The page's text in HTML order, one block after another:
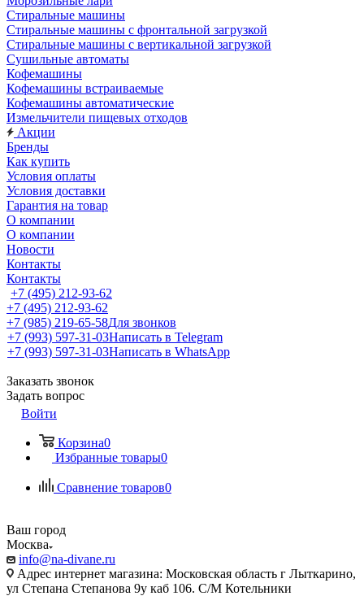
Стиральные машины
Стиральные машины с фронтальной загрузкой
Стиральные машины с вертикальной загрузкой
Сушильные автоматы
Кофемашины
Кофемашины встраиваемые
Кофемашины автоматические
Измельчители пищевых отходов
Акции
Бренды
Как купить
Условия оплаты
Условия доставки
Гарантия на товар
О компании
О компании
Новости
Контакты
Контакты
+7 (495) 212-93-62
+7 (495) 212-93-62
+7 (985) 219-65-58Для звонков
+7 (993) 597-31-03Написать в Telegram
+7 (993) 597-31-03Написать в WhatsApp
Заказать звонок
Задать вопрос
Войти
Корзина0
Избранные товары0
Сравнение товаров0
Ваш город
Москва
info@na-divane.ru
Адрес интернет магазина: Московская область г Лыткарино,
ул Степана Степанова 9у каб 106. С/М Котельники